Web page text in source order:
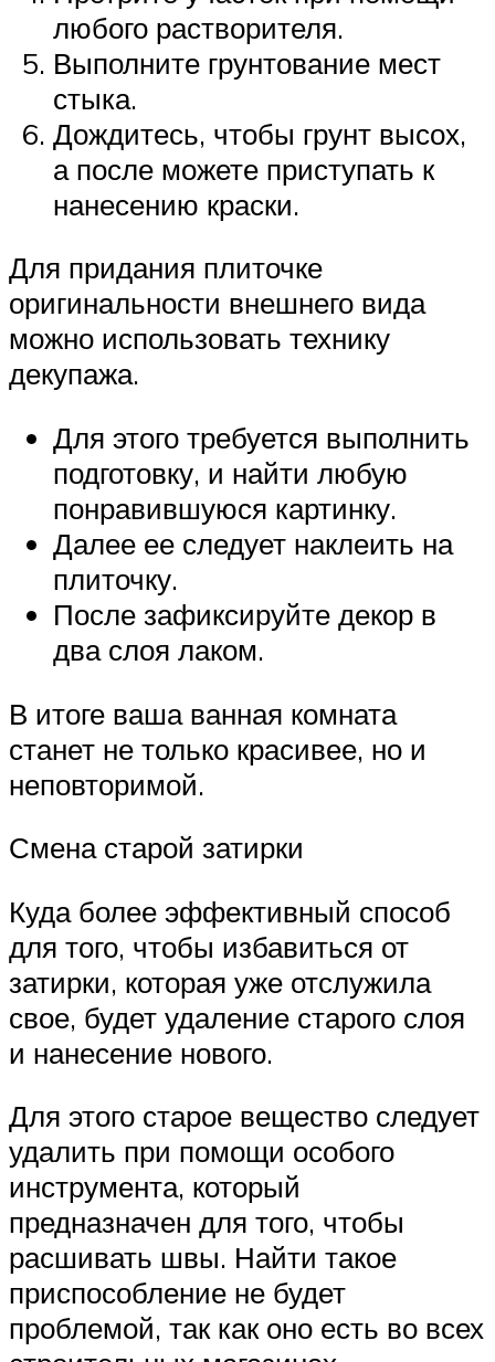
любого растворителя.
Выполните грунтование мест
стыка.
Дождитесь, чтобы грунт высох,
а после можете приступать к
нанесению краски.
Для придания плиточке
оригинальности внешнего вида
можно использовать технику
декупажа.
Для этого требуется выполнить
подготовку, и найти любую
понравившуюся картинку.
Далее ее следует наклеить на
плиточку.
После зафиксируйте декор в
два слоя лаком.
В итоге ваша ванная комната
станет не только красивее, но и
неповторимой.
Смена старой затирки
Куда более эффективный способ
для того, чтобы избавиться от
затирки, которая уже отслужила
свое, будет удаление старого слоя
и нанесение нового.
Для этого старое вещество следует
удалить при помощи особого
инструмента, который
предназначен для того, чтобы
расшивать швы. Найти такое
приспособление не будет
проблемой, так как оно есть во всех